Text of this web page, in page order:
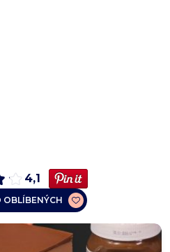
4,1
OBLÍBENÝCH